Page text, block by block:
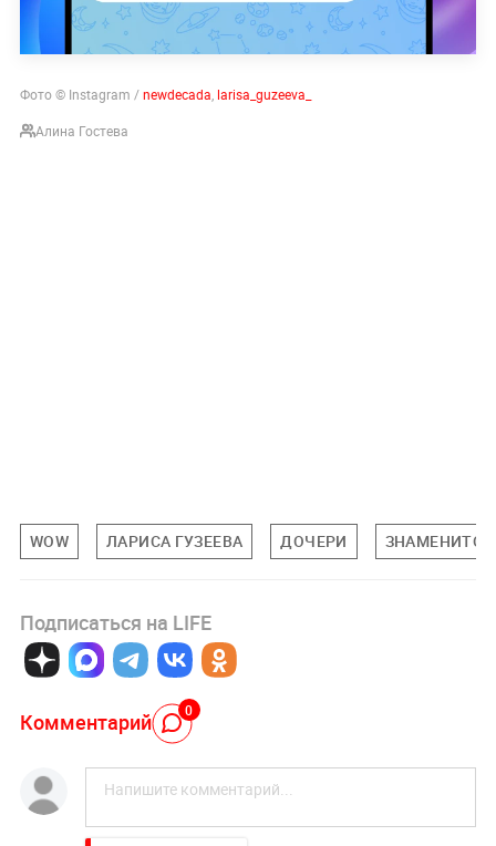
Фото © Instagram /newdecada, larisa_guzeeva_
Алина Гостева
WOW ЛАРИСА ГУЗЕЕВА ДОЧЕРИ
Подписаться на LIFE
Комментарий 0